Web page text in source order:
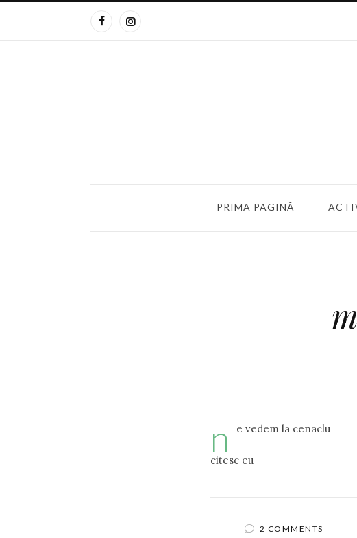
PRIMA PAGINĂ
n e vedem la cenaclu
citesc eu
2 COMMENTS